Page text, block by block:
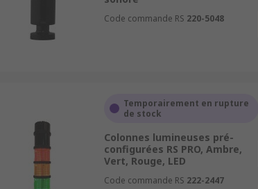
lumineuse
disponibles immédiatement.
pour toute demande technique.
direct au panier.
Code commande RS 220-5048
Temporairement en rupture
de stock
Colonnes lumineuses pré-
configurées RS PRO, Ambre,
Vert, Rouge, LED
Code commande RS 222-2447